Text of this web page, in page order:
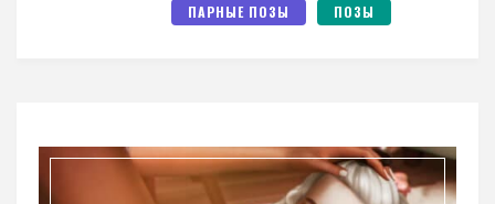
ПАРНЫЕ ПОЗЫ
ПОЗЫ